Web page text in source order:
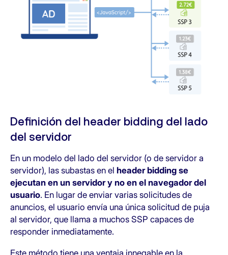
Definición del header bidding del lado
del servidor
En un modelo del lado del servidor (o de servidor a
servidor), las subastas en el header bidding se
ejecutan en un servidor y no en el navegador del
usuario. En lugar de enviar varias solicitudes de
anuncios, el usuario envía una única solicitud de puja
al servidor, que llama a muchos SSP capaces de
responder inmediatamente.